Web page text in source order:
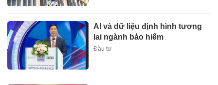
AI và dữ liệu định hình tương
lai ngành bảo hiểm
Đầu tư